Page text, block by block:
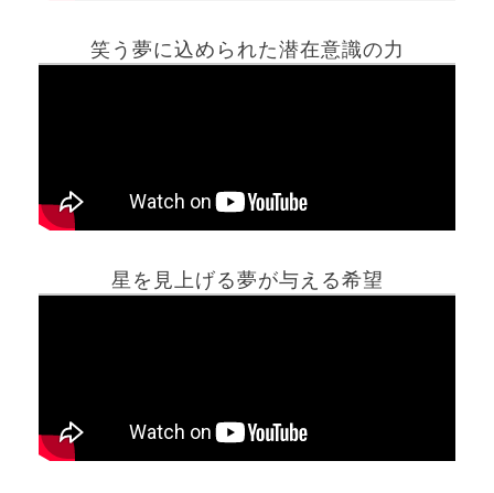
笑う夢に込められた潜在意識の力
星を見上げる夢が与える希望
ホーム
最新記事動画